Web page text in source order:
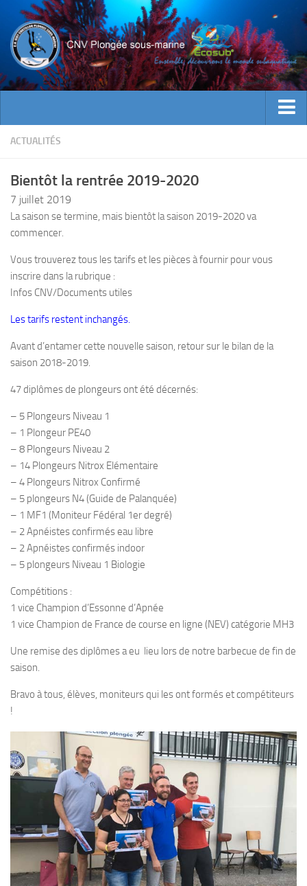
ACTUALITES
INFOS CNV
Bienvenue
Contacts
Documents utiles
Encadrement
Plouf
ECOLE DE PLONGEE
Jeune plongeur
Plongeur N1
Plongeur N3
Maintien des acquis
Guide de palanquée N4
Initiateur
Fosse
Sorties techniques
APNEE
SORTIES
Sorties 2025
Sorties 2024
Sorties 2023
Sorties 2022
Sorties 2021
Sorties 2020
Sorties 2019
ACTUALITÉS
Bientôt la rentrée 2019-2020
7 juillet 2019
La saison se termine, mais bientôt la saison 2019-2020 va
commencer.
Vous trouverez tous les tarifs et les pièces à fournir pour vous
inscrire dans la rubrique :
Infos CNV/Documents utiles
Les tarifs restent inchangés.
Avant d’entamer cette nouvelle saison, retour sur le bilan de la
saison 2018-2019.
47 diplômes de plongeurs ont été décernés:
– 5 Plongeurs Niveau 1
– 1 Plongeur PE40
– 8 Plongeurs Niveau 2
– 14 Plongeurs Nitrox Elémentaire
– 4 Plongeurs Nitrox Confirmé
– 5 plongeurs N4 (Guide de Palanquée)
– 1 MF1 (Moniteur Fédéral 1er degré)
– 2 Apnéistes confirmés eau libre
– 2 Apnéistes confirmés indoor
– 5 plongeurs Niveau 1 Biologie
Compétitions :
1 vice Champion d’Essonne d’Apnée
1 vice Champion de France de course en ligne (NEV) catégorie MH3
Une remise des diplômes a eu lieu lors de notre barbecue de fin de
saison.
Bravo à tous, élèves, moniteurs qui les ont formés et compétiteurs
!